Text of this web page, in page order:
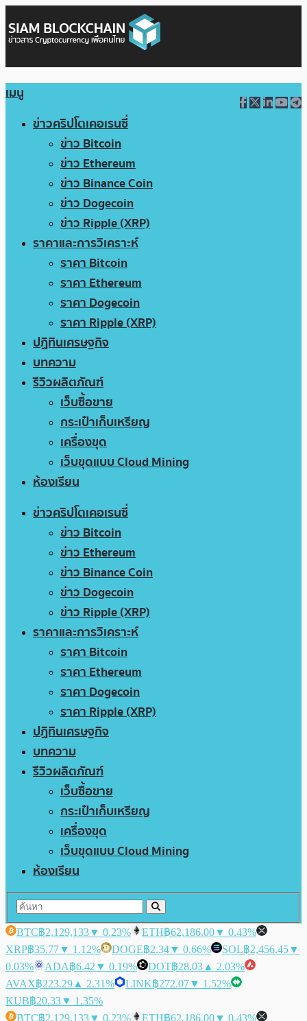
เมนู
ข่าวคริปโตเคอเรนซี่
ข่าว Bitcoin
ข่าว Ethereum
ข่าว Binance Coin
ข่าว Dogecoin
ข่าว Ripple (XRP)
ราคาและการวิเคราะห์
ราคา Bitcoin
ราคา Ethereum
ราคา Dogecoin
ราคา Ripple (XRP)
ปฏิทินเศรษฐกิจ
บทความ
รีวิวผลิตภัณฑ์
เว็บซื้อขาย
กระเป๋าเก็บเหรียญ
เครื่องขุด
เว็บขุดแบบ Cloud Mining
ห้องเรียน
ข่าวคริปโตเคอเรนซี่
ข่าว Bitcoin
ข่าว Ethereum
ข่าว Binance Coin
ข่าว Dogecoin
ข่าว Ripple (XRP)
ราคาและการวิเคราะห์
ราคา Bitcoin
ราคา Ethereum
ราคา Dogecoin
ราคา Ripple (XRP)
ปฏิทินเศรษฐกิจ
บทความ
รีวิวผลิตภัณฑ์
เว็บซื้อขาย
กระเป๋าเก็บเหรียญ
เครื่องขุด
เว็บขุดแบบ Cloud Mining
ห้องเรียน
BTC฿2,129,133▼ 0.23% ETH฿62,186.00▼ 0.43%
XRP฿35.77▼ 1.12% DOGE฿2.34▼ 0.66% SOL฿2,456.45▼
0.03%
ADA฿6.42 ▼ 0.19% DOT฿28.03 ▲ 2.03%
AVAX฿223.29 ▲ 2.31% LINK฿272.07▼ 1.52%
KUB฿20.33▼ 1.35%
BTC฿2,129,133▼ 0.23% ETH฿62,186.00▼ 0.43%